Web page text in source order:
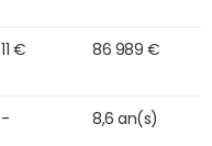
11 € 86 989 €
- 8,6 an(s)